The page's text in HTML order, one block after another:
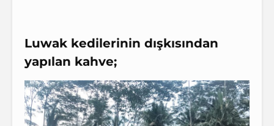
Luwak kedilerinin dışkısından
yapılan kahve;